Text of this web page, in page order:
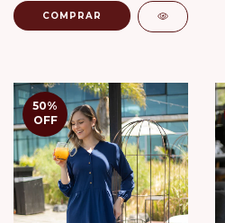
COMPRAR
50%
OFF